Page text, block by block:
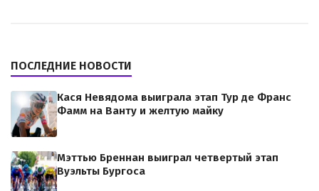
ПОСЛЕДНИЕ НОВОСТИ
Кася Невядома выиграла этап Тур де Франс
Фамм на Ванту и желтую майку
Мэттью Бреннан выиграл четвертый этап
Вуэльты Бургоса